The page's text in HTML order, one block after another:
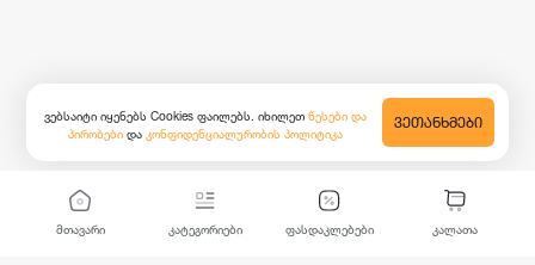
მთავარი კატეგორიები ფასდაკლებები კალათა
ვებსაიტი იყენებს Cookies ფაილებს. იხილეთ წესები და
პირობები და კონფიდენციალურობის პოლიტიკა
ᲕᲔᲗᲐᲜᲮᲛᲔᲑᲘ